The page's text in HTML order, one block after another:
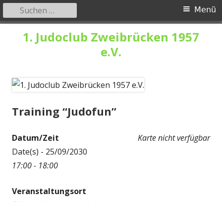
1. Judoclub Zweibrücken 1957
e.V.
Primäres
Menü
Menü
Suchen
nach:
Training “Judofun”
Karte nicht verfügbar
Datum/Zeit
Date(s) - 25/09/2030
17:00 - 18:00
Veranstaltungsort